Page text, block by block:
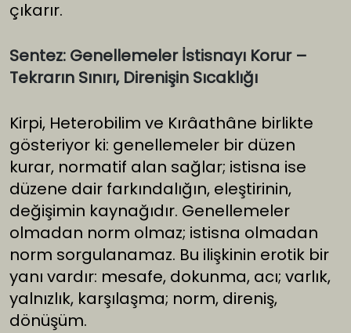
çıkarır.
Sentez: Genellemeler İstisnayı Korur –
Tekrarın Sınırı, Direnişin Sıcaklığı
Kirpi, Heterobilim ve Kırâathâne birlikte
gösteriyor ki: genellemeler bir düzen
kurar, normatif alan sağlar; istisna ise
düzene dair farkındalığın, eleştirinin,
değişimin kaynağıdır. Genellemeler
olmadan norm olmaz; istisna olmadan
norm sorgulanamaz. Bu ilişkinin erotik bir
yanı vardır: mesafe, dokunma, acı; varlık,
yalnızlık, karşılaşma; norm, direniş,
dönüşüm.